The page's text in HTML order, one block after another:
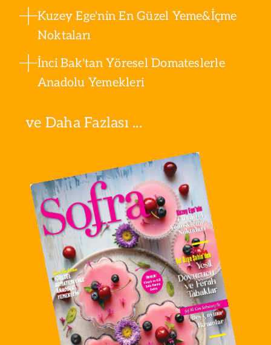
Kuzey Ege'nin En Güzel Yeme&İçme
Noktaları
İnci Bak'tan Yöresel Domateslerle
Anadolu Yemekleri
ve Daha Fazlası ...